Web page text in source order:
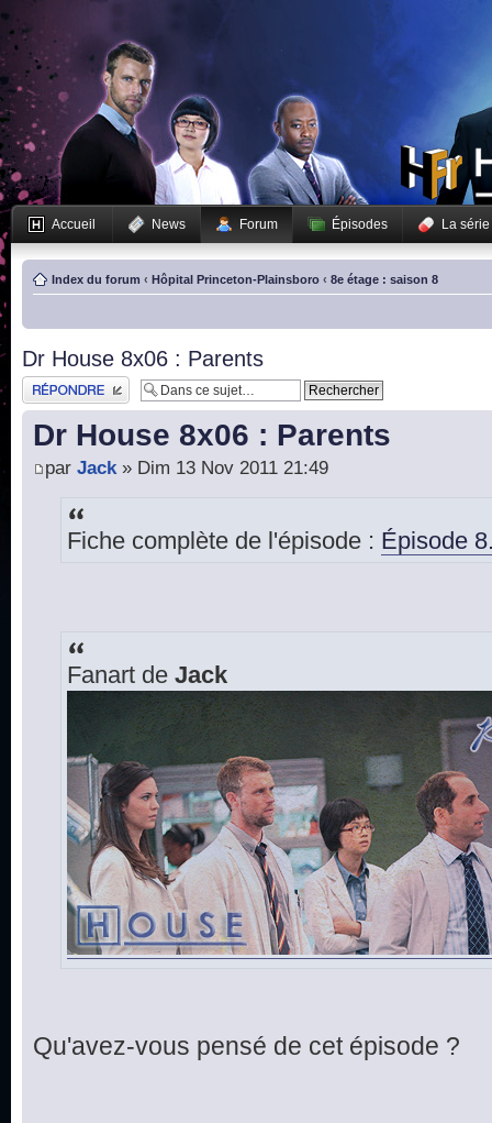
Accueil News Forum Épisodes La série
Index du forum ‹ Hôpital Princeton-Plainsboro ‹ 8e étage : saison 8
Dr House 8x06 : Parents
Publier une réponse
Dr House 8x06 : Parents
par Jack» Dim 13 Nov 2011 21:49
Fiche complète de l'épisode : Épisode
Fanart de Jack
Qu'avez-vous pensé de cet épisode ?